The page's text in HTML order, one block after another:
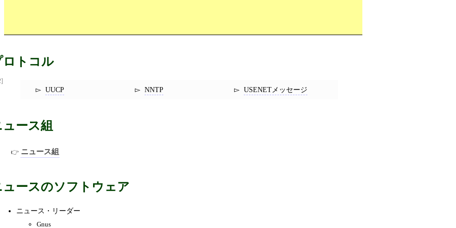
ロトコル
UUCP NNTP USENETメッセージ
ース組
ニュース組
ュースのソフトウェア
ニュース・リーダー
Gnus